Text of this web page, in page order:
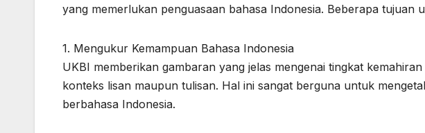
yang memerlukan penguasaan bahasa Indonesia. Beberapa tujuan
1. Mengukur Kemampuan Bahasa Indonesia
UKBI memberikan gambaran yang jelas mengenai tingkat
konteks lisan maupun tulisan. Hal ini sangat berguna untuk
berbahasa Indonesia.